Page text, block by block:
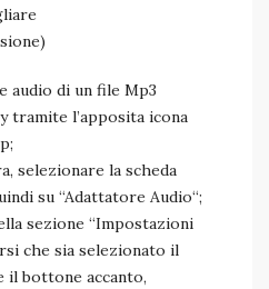
audio di un file Mp3
tramite l’apposita icona
selezionare la scheda
su “Adattatore Audio“;
sezione “Impostazioni
che sia selezionato il
il bottone accanto,